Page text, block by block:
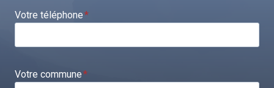
Votre téléphone*
Votre commune*